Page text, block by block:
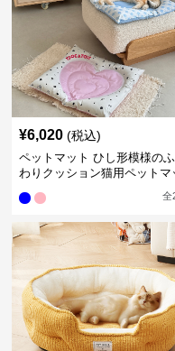
¥6,020 (税込)
ペットマット ひし形模様の
わりクッション猫用ペットマ
全